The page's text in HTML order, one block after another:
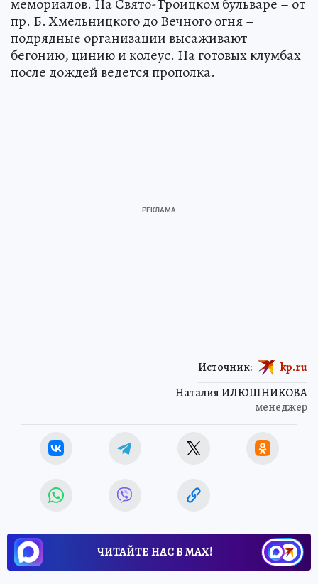
пр. Б. Хмельницкого до Вечного огня –
подрядные организации высаживают
бегонию, цинию и колеус. На готовых клумбах
после дождей ведется прополка.
Наталия ИЛЮШНИКОВА
менеджер
Источник: kp.ru
ЧИТАЙТЕ НАС В МАХ!